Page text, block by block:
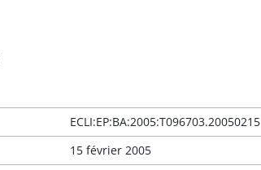
ECLI:EP:BA:2005:T096703.20050215
15 février 2005